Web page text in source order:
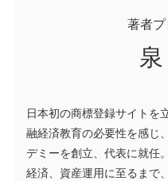
著者
泉
日本初の商標登録サイトを
融経済教育の必要性を感じ
デミーを創立、代表に就任
経済、資産運用に至るまで